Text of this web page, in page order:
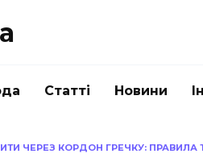
Статті Новини
ЧЕРЕЗ КОРДОН ГРЕЧКУ: ПРАВИЛА